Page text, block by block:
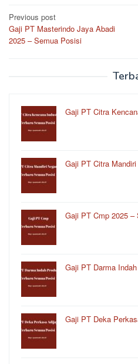
Post
navigation
Previous post
Gaji PT Masterindo Jaya Abadi
2025 – Semua Posisi
Gaji PT Citra
Gaji PT Citra
Gaji PT Cmp 2025 –
Gaji PT Darma
Gaji PT Deka